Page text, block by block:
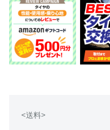
<送料>